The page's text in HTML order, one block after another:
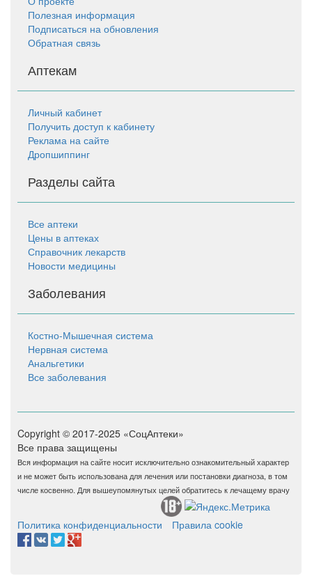
Полезная информация
Подписаться на обновления
Обратная связь
Аптекам
Личный кабинет
Получить доступ к кабинету
Реклама на сайте
Дропшиппинг
Разделы сайта
Все аптеки
Цены в аптеках
Справочник лекарств
Новости медицины
Заболевания
Костно-Мышечная система
Нервная система
Анальгетики
Все заболевания
Copyright © 2017-2025 «СоцАптеки»
Все права защищены
Вся информация на сайте носит исключительно ознакомительный характер
и не может быть использована для лечения или постановки диагноза, в том
числе косвенно. Для вышеупомянутых целей обратитесь к лечащему врачу
Политика конфиденциальности Правила cookie